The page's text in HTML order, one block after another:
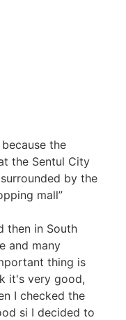
the
the Sentul City
by the
mall”
then in South
and many
thing is
it's very good,
I checked the
si I decided to